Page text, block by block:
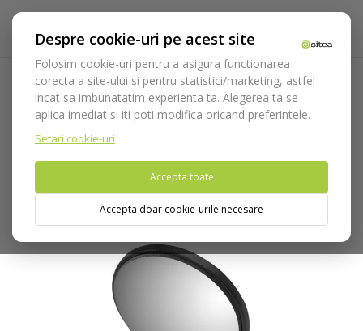
Despre cookie-uri pe acest site
Folosim cookie-uri pentru a asigura functionarea
corecta a site-ului si pentru statistici/marketing, astfel
incat sa imbunatatim experienta ta. Alegerea ta se
aplica imediat si iti poti modifica oricand preferintele.
Setari cookie-uri
Accepta toate
Accepta doar cookie-urile necesare
Acasa Instrumentar
Diagnostic, parodontologie si
restaurare
Gama Nerissimo
Oglinda dubla cu RH N.5 cod
4912/5RO.NE
Nu puteti plasa comenzi din tara din care accesati website-ul
(United States).